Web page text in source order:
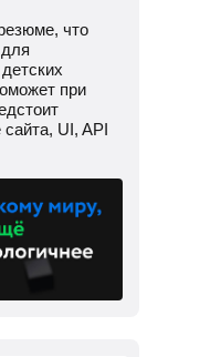
что
при
сайта, UI, API